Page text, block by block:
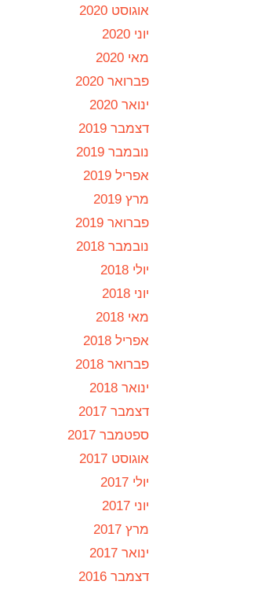
אוגוסט 2020
יוני 2020
מאי 2020
פברואר 2020
ינואר 2020
דצמבר 2019
נובמבר 2019
אפריל 2019
מרץ 2019
פברואר 2019
נובמבר 2018
יולי 2018
יוני 2018
מאי 2018
אפריל 2018
פברואר 2018
ינואר 2018
דצמבר 2017
ספטמבר 2017
אוגוסט 2017
יולי 2017
יוני 2017
מרץ 2017
ינואר 2017
דצמבר 2016